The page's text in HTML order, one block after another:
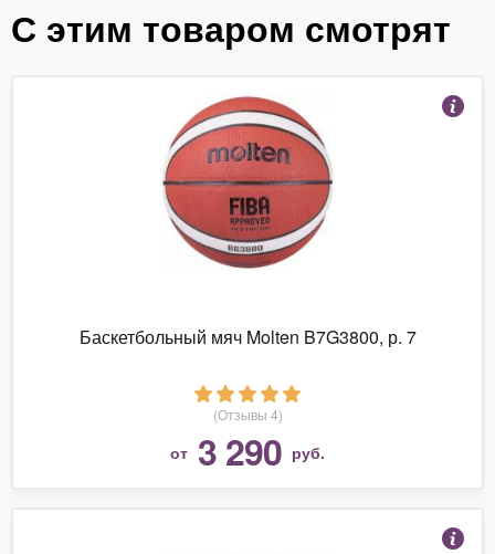
С этим товаром смотрят
Баскетбольный мяч Molten B7G3800, р. 7
(Отзывы 4)
от 3 290 руб.